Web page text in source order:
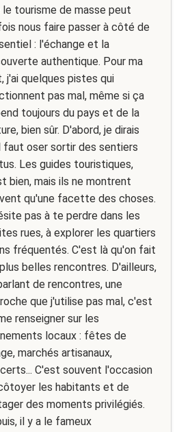
le tourisme de masse peut
nous faire passer à côté de
: l'échange et la
authentique. Pour ma
j'ai quelques pistes qui
pas mal, même si ça
toujours du pays et de la
bien sûr. D'abord, je dirais
faut oser sortir des sentiers
Les guides touristiques,
bien, mais ils ne montrent
qu'une facette des choses.
pas à te perdre dans les
rues, à explorer les quartiers
fréquentés. C'est là qu'on fait
belles rencontres. D'ailleurs,
de rencontres, une
que j'utilise pas mal, c'est
renseigner sur les
locaux : fêtes de
marchés artisanaux,
C'est souvent l'occasion
les habitants et de
des moments privilégiés.
il y a le fameux